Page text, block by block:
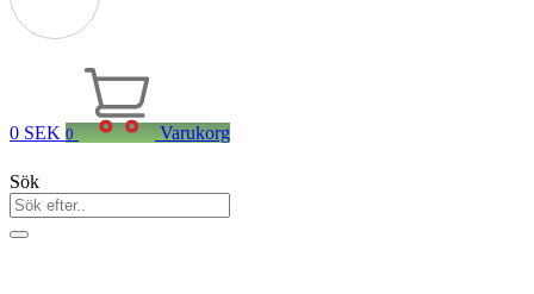
0 SEK 0 Varukorg
Sök